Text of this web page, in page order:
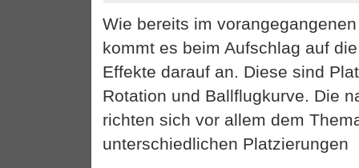
Wie bereits im
kommt es beim Aufschlag auf
Effekte darauf an. Diese sind
Rotation und Ballflugkurve. Die
richten sich vor allem dem
unterschiedlichen Platzierungen